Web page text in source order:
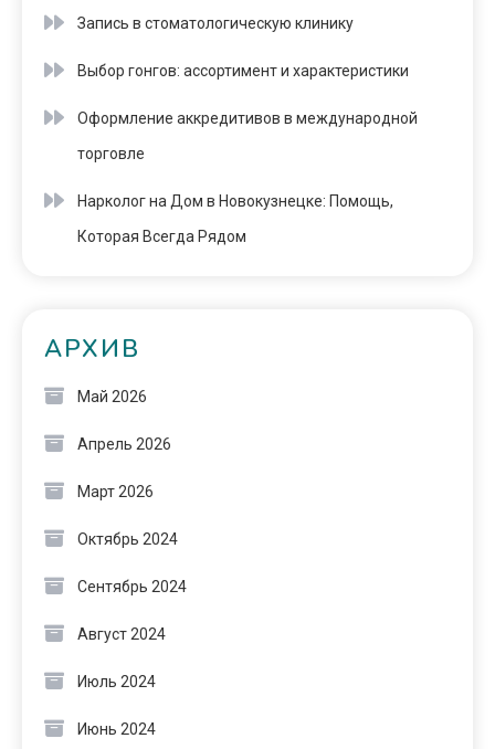
Запись в стоматологическую клинику
Выбор гонгов: ассортимент и характеристики
Оформление аккредитивов в международной
торговле
Нарколог на Дом в Новокузнецке: Помощь,
Которая Всегда Рядом
АРХИВ
Май 2026
Апрель 2026
Март 2026
Октябрь 2024
Сентябрь 2024
Август 2024
Июль 2024
Июнь 2024